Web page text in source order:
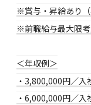
※賞与・昇給あり
※前職給与最大限
＜年収例＞
・3,800,000円／
・6,000,000円／